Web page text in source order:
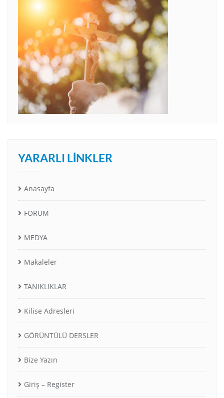
YARARLI LINKLER
Anasayfa
FORUM
MEDYA
Makaleler
TANIKLIKLAR
Kilise Adresleri
GÖRÜNTÜLÜ DERSLER
Bize Yazın
Giriş – Register